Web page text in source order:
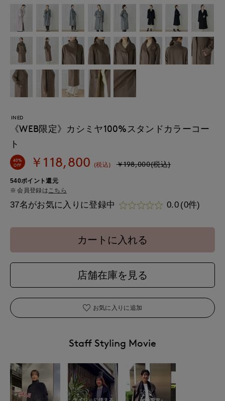
INED
《WEB限定》カシミヤ100%スタンドカラーコー
ト
40%
OFF
￥118,800 (税込) ￥198,000(税込)
540ポイント還元
会員登録は こちら
37名がお気に入りに登録中 0.0 (0件)
カートに入れる
店舗在庫を見る
お気に入りに追加
Staff Styling Movie